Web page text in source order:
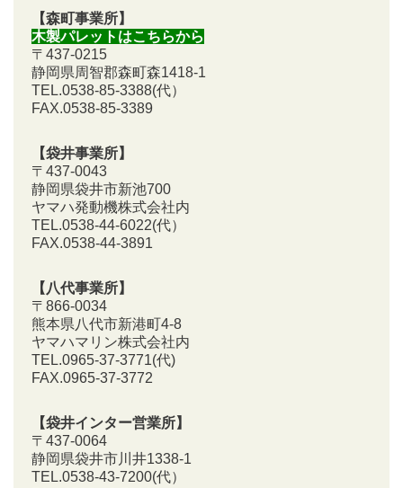
【森町事業所】
木製パレットはこちらから
〒437-0215
静岡県周智郡森町森1418-1
TEL.0538-85-3388(代）
FAX.0538-85-3389
【袋井事業所】
〒437-0043
静岡県袋井市新池700
ヤマハ発動機株式会社内
TEL.0538-44-6022(代）
FAX.0538-44-3891
【八代事業所】
〒866-0034
熊本県八代市新港町4-8
ヤマハマリン株式会社内
TEL.0965-37-3771(代)
FAX.0965-37-3772
【袋井インター営業所】
〒437-0064
静岡県袋井市川井1338-1
TEL.0538-43-7200(代）